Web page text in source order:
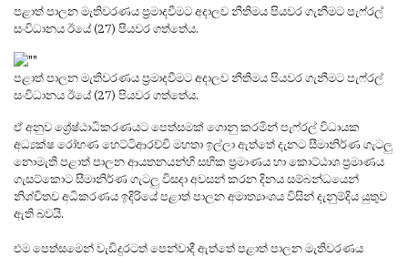
පළාත් පාලන මැතිවරණය ප්‍රමාදවීමට අදාලව නීතිමය පියවර ගැනීමට පැෆ්රල්
සංවිධානය ඊයේ (27) පියවර ගත්තේය.
පළාත් පාලන මැතිවරණය ප්‍රමාදවීමට අදාලව නීතිමය පියවර ගැනීමට පැෆ්රල්
සංවිධානය ඊයේ (27) පියවර ගත්තේය.
ඒ අනුව ශ්‍රේෂ්ඨාධිකරණයට පෙත්සමක් ගොනු කරමින් පැෆ්රල් විධායක
අධ්‍යක්ෂ රෝහණ හෙට්ටිආරච්චි මහතා ඉල්ලා ඇත්තේ දැනට සීමානිර්ණ ගැටලු
නොමැති පළාත් පාලන ආයතනයන්හි සභික ප්‍රමාණය හා කොට්ඨාශ ප්‍රමාණය
ගැසට්කොට සීමානිර්ණ ගැටලු විසදා අවසන් කරන දිනය සම්බන්ධයෙන්
නිශ්චිතව අධිකරණය ඉදිරියේ පළාත් පාලන අමාත්‍යාංශය විසින් දැනුම්දිය යුතුව
ඇති බවයි.
එම පෙත්සමෙන් වැඩිදුරටත් පෙන්වාදී ඇත්තේ පළාත් පාලන මැතිවරණය